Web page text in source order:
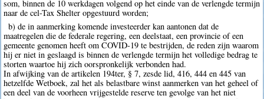
som, binnen de 10 werkdagen volgend op het einde van de verlengde termijn
naar de cel-Tax Shelter opgestuurd worden;
b) de in aanmerking komende investeerder kan aantonen dat de
maatregelen die de federale regering, een deelstaat, een provincie of een
gemeente genomen heeft om COVID-19 te bestrijden, de reden zijn waarom
hij er niet in geslaagd is binnen de verlengde termijn het volledige bedrag te
storten waartoe hij zich oorspronkelijk verbonden had.
In afwijking van de artikelen 194ter, § 7, zesde lid, 416, 444 en 445 van
hetzelfde Wetboek, zal het als belastbare winst aanmerken van het geheel of
een deel van de voorheen vrijgestelde reserve ten gevolge van het niet